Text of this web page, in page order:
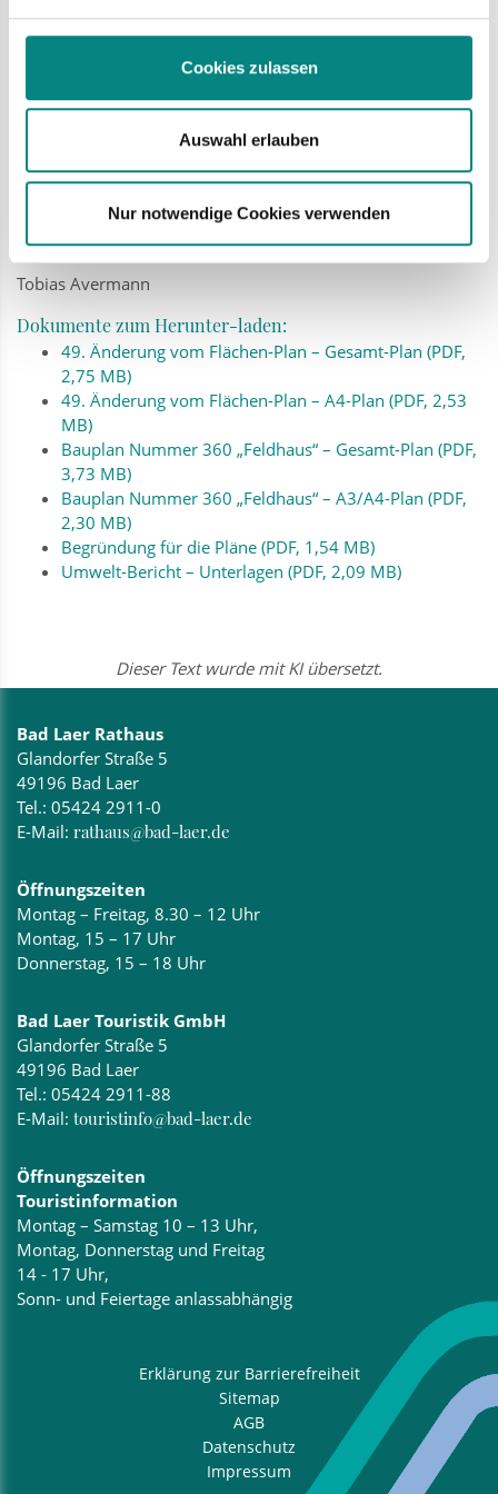
Cookies zulassen
Auswahl erlauben
Nur notwendige Cookies verwenden
Auch Behörden und Nachbar-Gemeinden dürfen mitreden.
Sie sollen sagen, was sie denken.
Sie sollen auch über die Umwelt-Prüfung reden.
Bad Laer, den 06.11.2025
Gemeinde Bad Laer
gez.Avermann(Dienstsiegel)
Tobias Avermann
Dokumente zum Herunter-laden:
49. Änderung vom Flächen-Plan – Gesamt-Plan (PDF,
2,75 MB)
49. Änderung vom Flächen-Plan – A4-Plan (PDF, 2,53
MB)
Bauplan Nummer 360 „Feldhaus“ – Gesamt-Plan (PDF,
3,73 MB)
Bauplan Nummer 360 „Feldhaus“ – A3/A4-Plan (PDF,
2,30 MB)
Begründung für die Pläne (PDF, 1,54 MB)
Umwelt-Bericht – Unterlagen (PDF, 2,09 MB)
Dieser Text wurde mit KI übersetzt.
Bad Laer Rathaus
Glandorfer Straße 5
49196 Bad Laer
Tel.: 05424 2911-0
E-Mail: rathaus@bad-laer.de
Öffnungszeiten
Montag – Freitag, 8.30 – 12 Uhr
Montag, 15 – 17 Uhr
Donnerstag, 15 – 18 Uhr
Bad Laer Touristik GmbH
Glandorfer Straße 5
49196 Bad Laer
Tel.: 05424 2911-88
E-Mail: touristinfo@bad-laer.de
Öffnungszeiten
Touristinformation
Montag – Samstag 10 – 13 Uhr,
Montag, Donnerstag und Freitag
14 - 17 Uhr,
Sonn- und Feiertage anlassabhängig
Erklärung zur Barrierefreiheit
Sitemap
AGB
Datenschutz
Impressum